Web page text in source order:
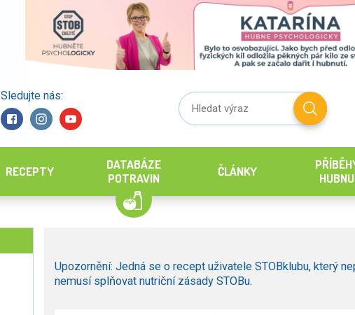
Sledujte nás:
RECEPTY
DATABÁZE
POTRAVIN
ČLÁNKY
Upozornění: Jedná se o recept uživatele STOBklubu, který
nemusí splňovat nutriční zásady STOBu.